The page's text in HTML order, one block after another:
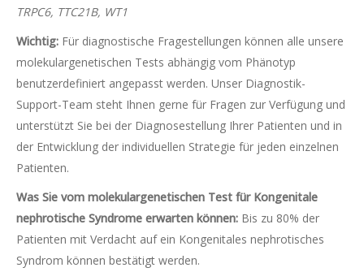
TRPC6, TTC21B, WT1
Wichtig: Für diagnostische Fragestellungen können alle unsere
molekulargenetischen Tests abhängig vom Phänotyp
benutzerdefiniert angepasst werden. Unser Diagnostik-
Support-Team steht Ihnen gerne für Fragen zur Verfügung und
unterstützt Sie bei der Diagnosestellung Ihrer Patienten und in
der Entwicklung der individuellen Strategie für jeden einzelnen
Patienten.
Was Sie vom molekulargenetischen Test für Kongenitale
nephrotische Syndrome erwarten können: Bis zu 80% der
Patienten mit Verdacht auf ein Kongenitales nephrotisches
Syndrom können bestätigt werden.